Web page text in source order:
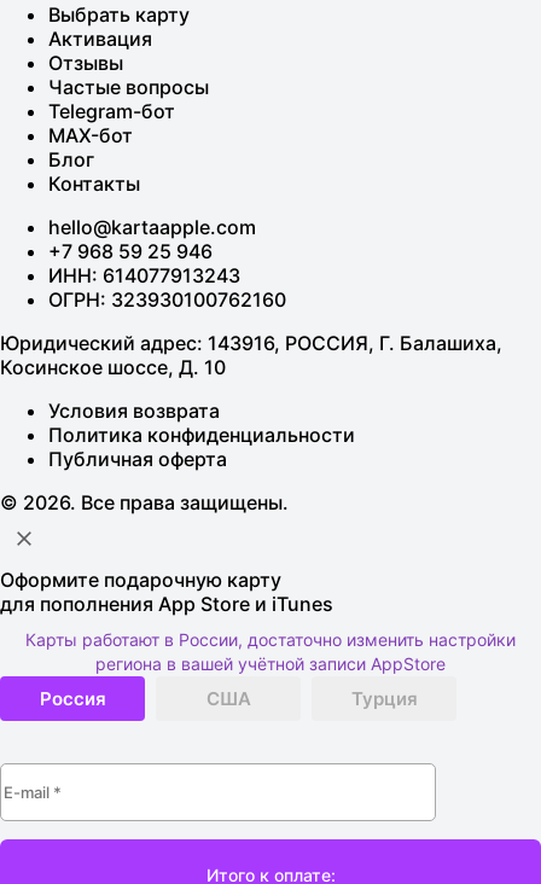
Выбрать карту
Активация
Отзывы
Частые вопросы
Telegram-бот
MAX-бот
Блог
Контакты
hello@kartaapple.com
+7 968 59 25 946
ИНН: 614077913243
ОГРН: 323930100762160
Юридический адрес: 143916, РОССИЯ, Г. Балашиха,
Косинское шоссе, Д. 10
Условия возврата
Политика конфиденциальности
Публичная оферта
© 2026. Все права защищены.
Оформите подарочную карту
для пополнения App Store и iTunes
Карты работают в России, достаточно изменить настройки
региона в вашей учётной записи AppStore
Россия США Турция